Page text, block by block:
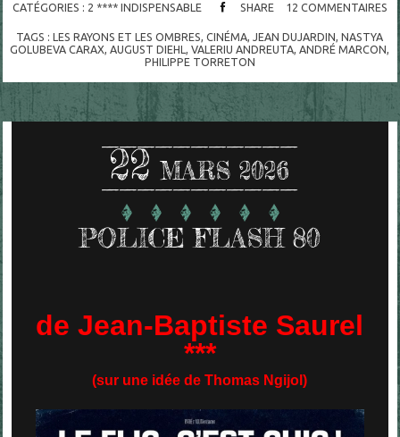
CATÉGORIES : 2 **** INDISPENSABLE SHARE 12 COMMENTAIRES
TAGS :LES RAYONS ET LES OMBRES ,CINÉMA JEAN DUJARDIN ,NASTYA
GOLUBEVA CARAX AUGUST DIEHL ,VALERIU ANDREUTA ANDRÉ MARCON
PHILIPPE TORRETON
22 MARS 2026
POLICE FLASH 80
de Jean-Baptiste Saurel
***
(sur une idée de Thomas Ngijol)